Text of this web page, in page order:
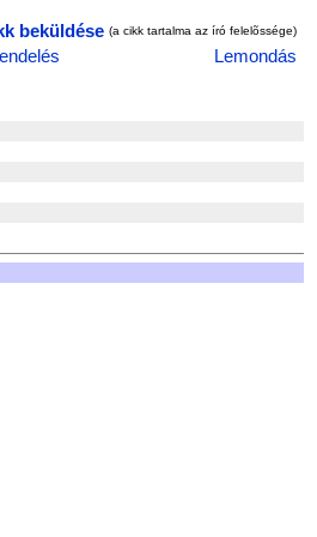
beküldése (a cikk tartalma az író felelõssége)
Lemondás